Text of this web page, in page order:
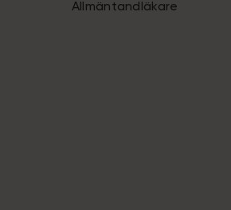
Allmäntandläkare